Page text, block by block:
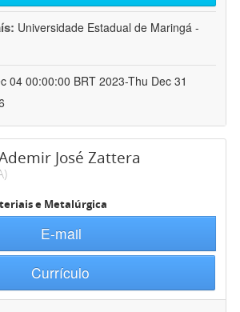
Universidade Estadual de Maringá -
04 00:00:00 BRT 2023-Thu Dec 31
José Zattera
e Metalúrgica
E-mail
Currículo